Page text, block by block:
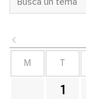
M
1